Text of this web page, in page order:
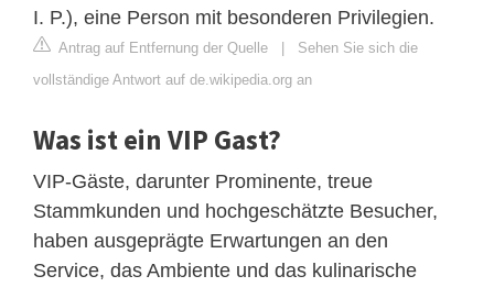
I. P.), eine Person mit besonderen Privilegien.
Antrag auf Entfernung der Quelle | Sehen Sie sich die
vollständige Antwort auf de.wikipedia.org an
Was ist ein VIP Gast?
VIP-Gäste, darunter Prominente, treue
Stammkunden und hochgeschätzte Besucher,
haben ausgeprägte Erwartungen an den
Service, das Ambiente und das kulinarische